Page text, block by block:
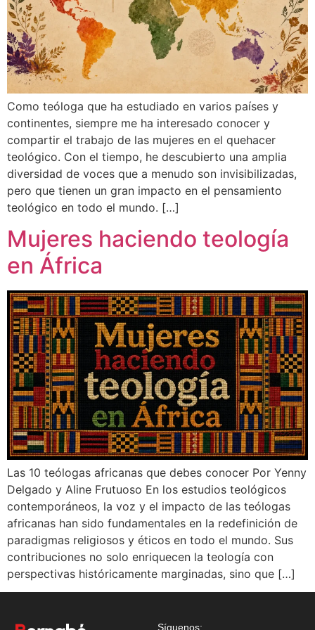
Como teóloga que ha estudiado en varios países y
continentes, siempre me ha interesado conocer y
compartir el trabajo de las mujeres en el quehacer
teológico. Con el tiempo, he descubierto una amplia
diversidad de voces que a menudo son invisibilizadas,
pero que tienen un gran impacto en el pensamiento
teológico en todo el mundo. […]
Mujeres haciendo teología
en África
Las 10 teólogas africanas que debes conocer Por Yenny
Delgado y Aline Frutuoso En los estudios teológicos
contemporáneos, la voz y el impacto de las teólogas
africanas han sido fundamentales en la redefinición de
paradigmas religiosos y éticos en todo el mundo. Sus
contribuciones no solo enriquecen la teología con
perspectivas históricamente marginadas, sino que […]
Síguenos: